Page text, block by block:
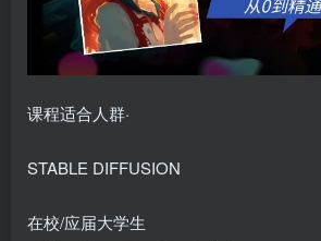
课程适合人群·
STABLE DIFFUSION
在校/应届大学生